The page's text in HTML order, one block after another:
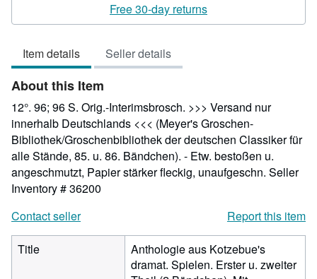
4
of
5
stars
Free 30-day returns
Item details Seller details
About this Item
12°. 96; 96 S. Orig.-Interimsbrosch. >>> Versand nur
innerhalb Deutschlands <<< (Meyer's Groschen-
Bibliothek/Groschenbibliothek der deutschen Classiker für
alle Stände, 85. u. 86. Bändchen). - Etw. bestoßen u.
angeschmutzt, Papier stärker fleckig, unaufgeschn. Seller
Inventory # 36200
Contact seller
Report this item
Title
Anthologie aus Kotzebue's
dramat. Spielen. Erster u. zweiter